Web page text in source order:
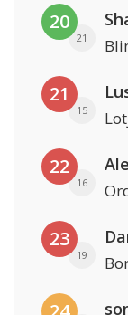
20
21
21
15
22
16
23
19